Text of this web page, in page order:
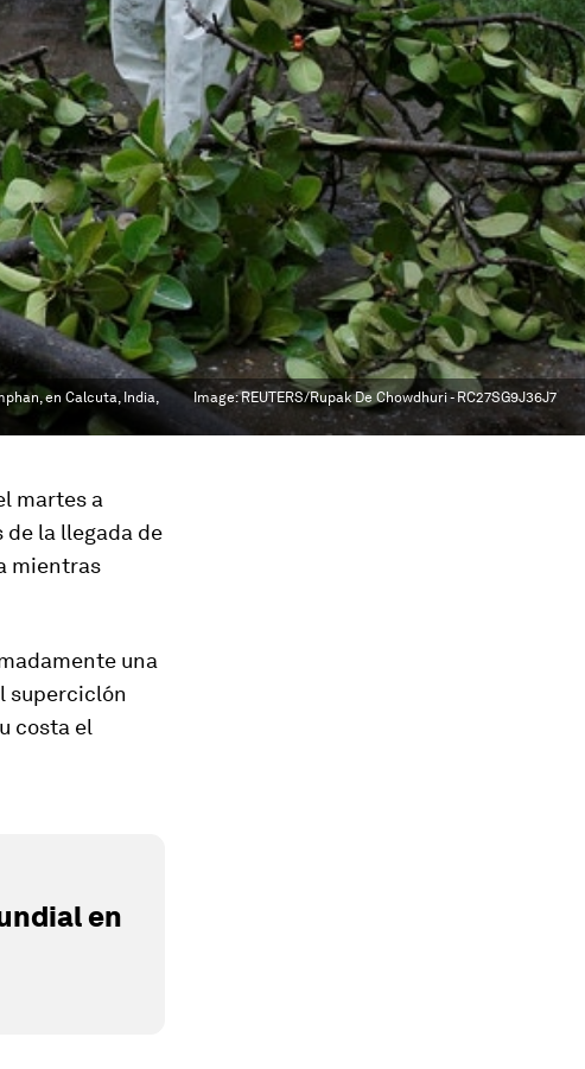
en Calcuta, India,
Image:REUTERS/Rupak De Chowdhuri - RC27SG9J36J7
martes a
de la llegada de
mientras
una
superciclón
costa el
en